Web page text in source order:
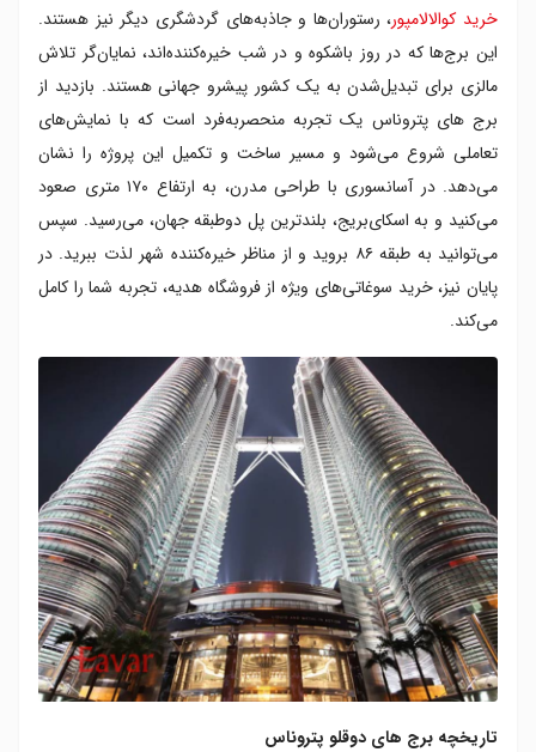
خرید کوالالامپور، رستوران‌ها و جاذبه‌های گردشگری دیگر نیز هستند.
این برج‌ها که در روز باشکوه و در شب خیره‌کننده‌اند، نمایان‌گر تلاش
مالزی برای تبدیل‌شدن به یک کشور پیشرو جهانی هستند. بازدید از
برج های پتروناس یک تجربه منحصربه‌فرد است که با نمایش‌های
تعاملی شروع می‌شود و مسیر ساخت و تکمیل این پروژه را نشان
می‌دهد. در آسانسوری با طراحی مدرن، به ارتفاع ۱۷۰ متری صعود
می‌کنید و به اسکای‌بریج، بلندترین پل دوطبقه جهان، می‌رسید. سپس
می‌توانید به طبقه ۸۶ بروید و از مناظر خیره‌کننده شهر لذت ببرید. در
پایان نیز، خرید سوغاتی‌های ویژه از فروشگاه هدیه، تجربه شما را کامل
می‌کند.
تاریخچه برج های دوقلو پتروناس